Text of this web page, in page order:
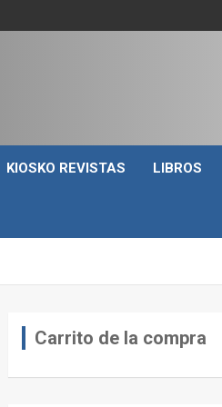
KIOSKO REVISTAS LIBROS
Carrito de la compra